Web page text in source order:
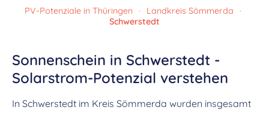
PV-Potenziale in Thüringen · Landkreis Sömmerda
·
Schwerstedt
Sonnenschein in Schwerstedt -
Solarstrom-Potenzial verstehen
In Schwerstedt im Kreis Sömmerda wurden insgesamt